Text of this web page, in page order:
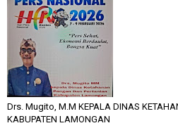
Drs. Mugito, M.M KEPALA DINAS
KABUPATEN LAMONGAN